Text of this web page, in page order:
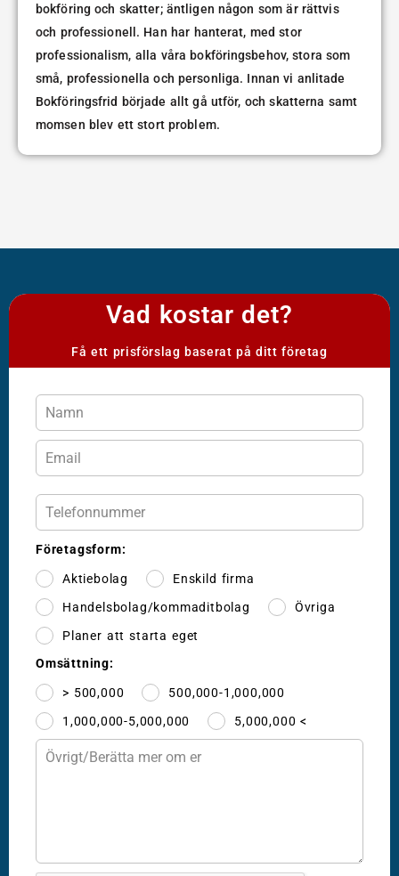
bokföring och skatter; äntligen någon som är rättvis
och professionell. Han har hanterat, med stor
professionalism, alla våra bokföringsbehov, stora som
små, professionella och personliga. Innan vi anlitade
Bokföringsfrid började allt gå utför, och skatterna samt
momsen blev ett stort problem.
Vad kostar det?
Få ett prisförslag baserat på ditt företag
Företagsform:
Aktiebolag
Enskild firma
Handelsbolag/kommaditbolag
Övriga
Planer att starta eget
Omsättning:
> 500,000
500,000-1,000,000
1,000,000-5,000,000
5,000,000 <